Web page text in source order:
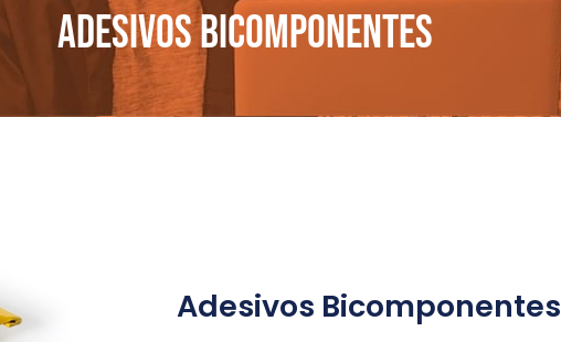
Adesivos Bicomponentes
Adesivos Bicomponentes